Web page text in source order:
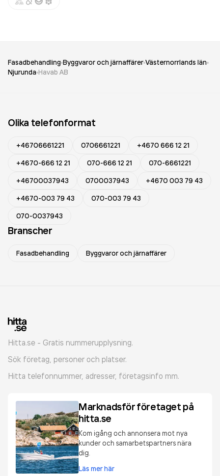
Fasadbehandling Byggvaror och järnaffärer Västernorrlands län
Njurunda Havab AB
Olika telefonformat
+46706661221 0706661221
+4670 666 12 21
+4670-666 12 21
070-666 12 21
070-6661221
+46700037943
0700037943
+4670 003 79 43
+4670-003 79 43
070-003 79 43
070-0037943
Branscher
Fasadbehandling Byggvaror och järnaffärer
Hitta.se - Gratis nummerupplysning.
Sök företag, personer och platser.
Hitta telefonnummer, adresser, företagsinfo mm.
Marknadsför företaget på
hitta.se
Kom igång och annonsera mot nya
kunder och samarbetspartners nära
dig.
Läs mer här